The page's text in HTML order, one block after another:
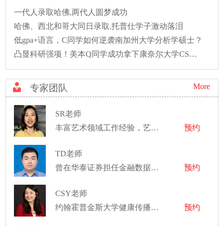
一代人录取哈佛,两代人圆梦成功
哈佛、西北和哥大同日录取,托普仕学子激动落泪
低gpa+语言，C同学如何逆袭南加州大学分析学硕士？
凸显科研强项！美本Q同学成功拿下康奈尔大学CS硕士录取！
专家团队 More
SR老师
丰富艺术领域工作经验，艺术作品在美国、意大利、韩国均有作品展出
预约
TD老师
曾在华泰证券担任金融数据分析师
预约
CSY老师
约翰霍普金斯大学健康传播和媒体关系硕士
预约